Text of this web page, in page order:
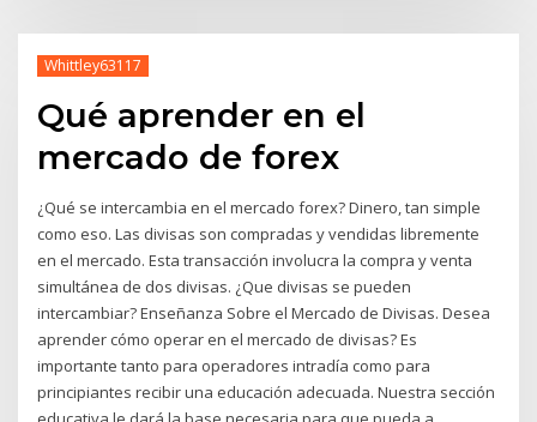
Whittley63117
Qué aprender en el
mercado de forex
¿Qué se intercambia en el mercado forex? Dinero, tan simple
como eso. Las divisas son compradas y vendidas libremente
en el mercado. Esta transacción involucra la compra y venta
simultánea de dos divisas. ¿Que divisas se pueden
intercambiar? Enseñanza Sobre el Mercado de Divisas. Desea
aprender cómo operar en el mercado de divisas? Es
importante tanto para operadores intradía como para
principiantes recibir una educación adecuada. Nuestra sección